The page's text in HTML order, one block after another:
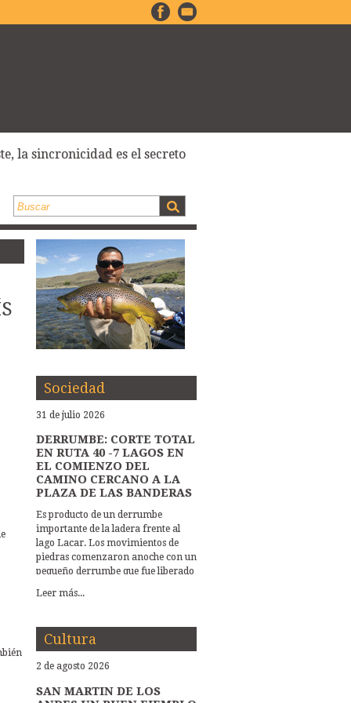
la sincronicidad es el secreto
Sociedad
31 de julio 2026
DERRUMBE: CORTE TOTAL
EN RUTA 40 -7 LAGOS EN
EL COMIENZO DEL
CAMINO CERCANO A LA
PLAZA DE LAS BANDERAS
Es producto de un derrumbe
importante de la ladera frente al
lago Lacar. Los movimientos de
piedras comenzaron anoche con un
pequeño derrumbe que fue liberado
mañana a primera hora la caida de
peligro de más deslizamientos.
Trabaja Vialidad Nacional,
Municipal EL DERRUMBE EN LA
LA INTERVENCION DE VARIAS
Leer más...
Cultura
2 de agosto 2026
SAN MARTIN DE LOS